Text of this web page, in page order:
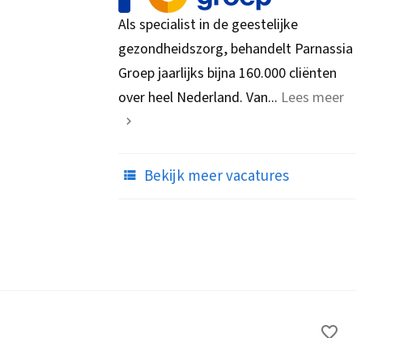
Als specialist in de geestelijke
gezondheidszorg, behandelt Parnassia
Groep jaarlijks bijna 160.000 cliënten
over heel Nederland. Van... Lees meer
Bekijk meer vacatures